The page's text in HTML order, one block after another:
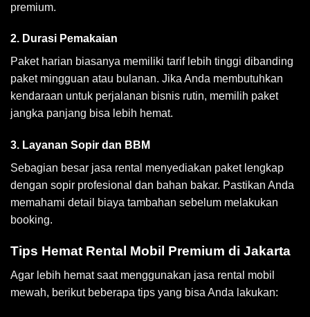
premium.
2. Durasi Pemakaian
Paket harian biasanya memiliki tarif lebih tinggi dibanding
paket mingguan atau bulanan. Jika Anda membutuhkan
kendaraan untuk perjalanan bisnis rutin, memilih paket
jangka panjang bisa lebih hemat.
3. Layanan Sopir dan BBM
Sebagian besar jasa rental menyediakan paket lengkap
dengan sopir profesional dan bahan bakar. Pastikan Anda
memahami detail biaya tambahan sebelum melakukan
booking.
Tips Hemat Rental Mobil Premium di Jakarta
Agar lebih hemat saat menggunakan jasa rental mobil
mewah, berikut beberapa tips yang bisa Anda lakukan: